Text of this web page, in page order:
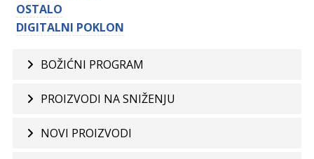
OSTALO
DIGITALNI POKLON
BOŽIĆNI PROGRAM
PROIZVODI NA SNIŽENJU
NOVI PROIZVODI